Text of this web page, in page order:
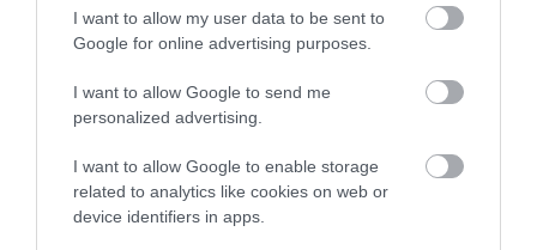
I want to allow my user data to be sent to
Google for online advertising purposes.
I want to allow Google to send me
personalized advertising.
I want to allow Google to enable storage
related to analytics like cookies on web or
device identifiers in apps.
σύγκρουση αυτοκινήτου με
φορτηγό
Ράγισαν καρδιές στην Εύβοια: Το
τελευταίο «αντίο» στον 36χρονο
επιχειρηματία
Εύβοια: Πλημμύρισε με
κόσμο η Φαράκλα
(pics&vid)
πέντε χρόνια μετά τη
μεγάλη καταστροφή
του 2021